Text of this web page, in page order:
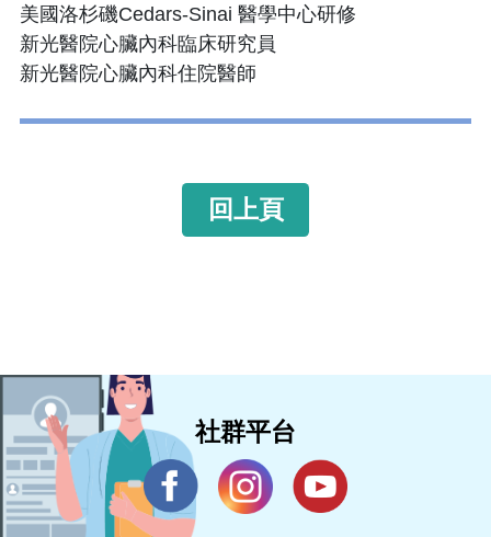
美國洛杉磯Cedars-Sinai 醫學中心研修
新光醫院心臟內科臨床研究員
新光醫院心臟內科住院醫師
回上頁
社群平台